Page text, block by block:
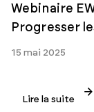
Webinaire
Progresser
15 mai 2025
Lire la suite